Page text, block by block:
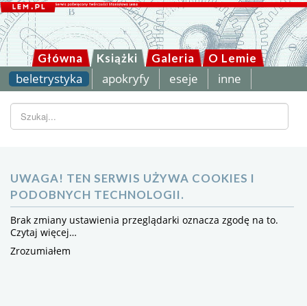
Główna Książki Galeria O Lemie
beletrystyka apokryfy eseje inne
Szukaj...
UWAGA! TEN SERWIS UŻYWA COOKIES I
PODOBNYCH TECHNOLOGII.
Brak zmiany ustawienia przeglądarki oznacza zgodę na to.
Czytaj więcej…
Zrozumiałem